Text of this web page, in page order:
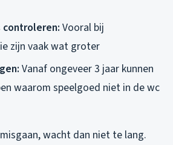
Vooral bij
zijn vaak wat groter
Vanaf ongeveer 3 jaar kunnen
waarom speelgoed niet in de wc
wacht dan niet te lang.